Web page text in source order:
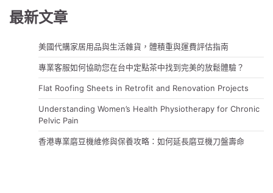
最新文章
美國代購家居用品與生活雜貨，體積重與運費評估指南
專業客服如何協助您在台中定點茶中找到完美的放鬆體驗？
Flat Roofing Sheets in Retrofit and Renovation Projects
Understanding Women’s Health Physiotherapy for Chronic
Pelvic Pain
香港專業磨豆機維修與保養攻略：如何延長磨豆機刀盤壽命